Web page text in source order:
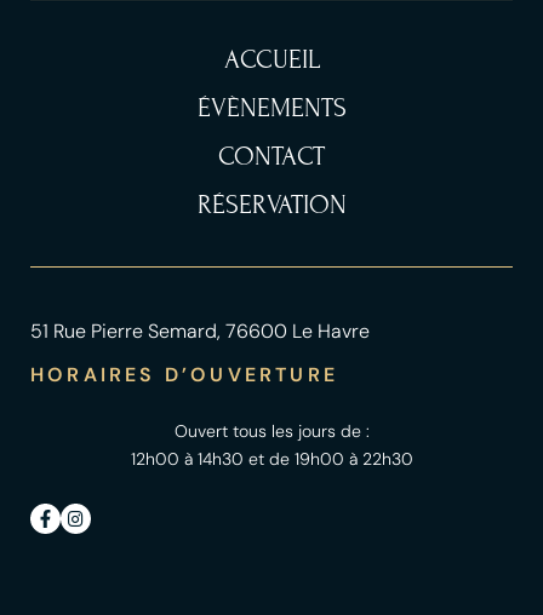
ACCUEIL
ÉVÈNEMENTS
CONTACT
RÉSERVATION
51 Rue Pierre Semard, 76600 Le Havre
HORAIRES D’OUVERTURE
Ouvert tous les jours de :
12h00 à 14h30 et de 19h00 à 22h30